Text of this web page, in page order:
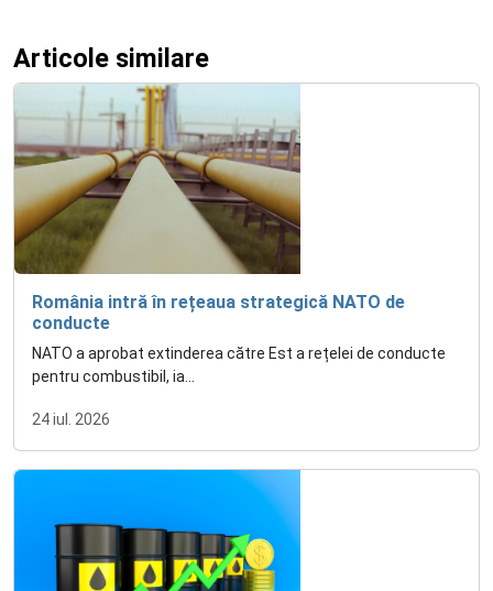
Articole similare
România intră în rețeaua strategică NATO de
conducte
NATO a aprobat extinderea către Est a rețelei de conducte
pentru combustibil, ia...
24 iul. 2026